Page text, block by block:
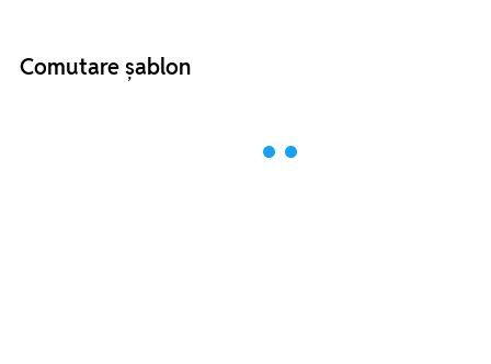
Comutare șablon